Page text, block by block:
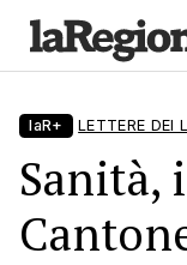
laR+ LETTERE DEI
Sanità,